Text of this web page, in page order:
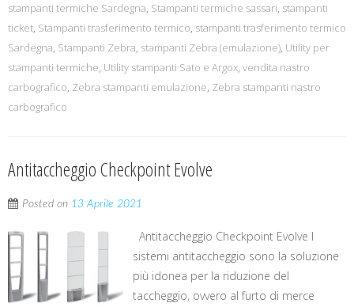
stampanti termiche Sardegna, Stampanti termiche sassari, stampanti
ticket, Stampanti trasferimento termico, stampanti trasferimento termico
Sardegna, Stampanti Zebra, stampanti Zebra (emulazione), Utility per
stampanti termiche, Utility stampanti Sato e Argox, vendita nastro
carbografico, Zebra stampanti emulazione, Zebra stampanti nastro
carbografico
Antitaccheggio Checkpoint Evolve
Posted on 13 Aprile 2021
Antitaccheggio Checkpoint Evolve I
sistemi antitaccheggio sono la soluzione
più idonea per la riduzione del
taccheggio, ovvero al furto di merce